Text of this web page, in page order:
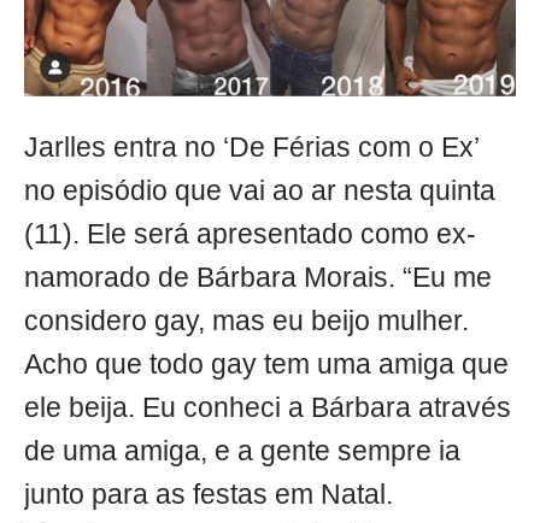
Jarlles entra no ‘De Férias com o Ex’
no episódio que vai ao ar nesta quinta
(11). Ele será apresentado como ex-
namorado de Bárbara Morais. “Eu me
considero gay, mas eu beijo mulher.
Acho que todo gay tem uma amiga que
ele beija. Eu conheci a Bárbara através
de uma amiga, e a gente sempre ia
junto para as festas em Natal.